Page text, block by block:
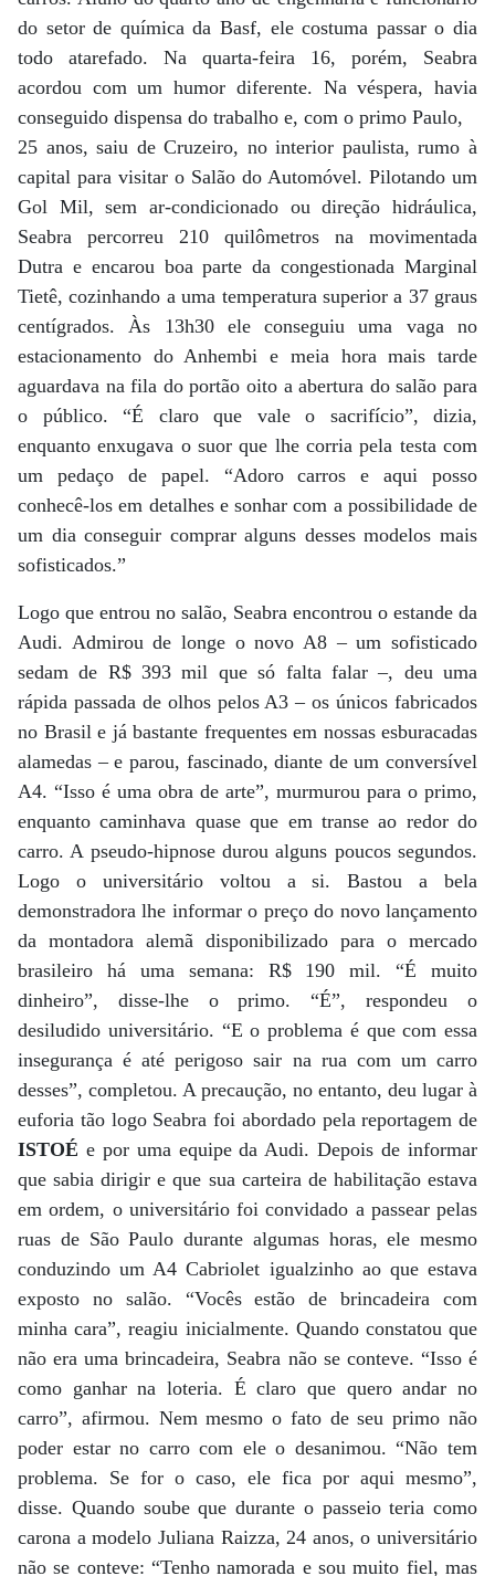
do setor de química da Basf, ele costuma passar o dia
todo atarefado. Na quarta-feira 16, porém, Seabra
acordou com um humor diferente. Na véspera, havia
conseguido dispensa do trabalho e, com o primo Paulo,
25 anos, saiu de Cruzeiro, no interior paulista, rumo à
capital para visitar o Salão do Automóvel. Pilotando um
Gol Mil, sem ar-condicionado ou direção hidráulica,
Seabra percorreu 210 quilômetros na movimentada
Dutra e encarou boa parte da congestionada Marginal
Tietê, cozinhando a uma temperatura superior a 37 graus
centígrados. Às 13h30 ele conseguiu uma vaga no
estacionamento do Anhembi e meia hora mais tarde
aguardava na fila do portão oito a abertura do salão para
o público. “É claro que vale o sacrifício”, dizia,
enquanto enxugava o suor que lhe corria pela testa com
um pedaço de papel. “Adoro carros e aqui posso
conhecê-los em detalhes e sonhar com a possibilidade de
um dia conseguir comprar alguns desses modelos mais
sofisticados.”
Logo que entrou no salão, Seabra encontrou o estande da
Audi. Admirou de longe o novo A8 – um sofisticado
sedam de R$ 393 mil que só falta falar –, deu uma
rápida passada de olhos pelos A3 – os únicos fabricados
no Brasil e já bastante frequentes em nossas esburacadas
alamedas – e parou, fascinado, diante de um conversível
A4. “Isso é uma obra de arte”, murmurou para o primo,
enquanto caminhava quase que em transe ao redor do
carro. A pseudo-hipnose durou alguns poucos segundos.
Logo o universitário voltou a si. Bastou a bela
demonstradora lhe informar o preço do novo lançamento
da montadora alemã disponibilizado para o mercado
brasileiro há uma semana: R$ 190 mil. “É muito
dinheiro”, disse-lhe o primo. “É”, respondeu o
desiludido universitário. “E o problema é que com essa
insegurança é até perigoso sair na rua com um carro
desses”, completou. A precaução, no entanto, deu lugar à
euforia tão logo Seabra foi abordado pela reportagem de
ISTOÉ e por uma equipe da Audi. Depois de informar
que sabia dirigir e que sua carteira de habilitação estava
em ordem, o universitário foi convidado a passear pelas
ruas de São Paulo durante algumas horas, ele mesmo
conduzindo um A4 Cabriolet igualzinho ao que estava
exposto no salão. “Vocês estão de brincadeira com
minha cara”, reagiu inicialmente. Quando constatou que
não era uma brincadeira, Seabra não se conteve. “Isso é
como ganhar na loteria. É claro que quero andar no
carro”, afirmou. Nem mesmo o fato de seu primo não
poder estar no carro com ele o desanimou. “Não tem
problema. Se for o caso, ele fica por aqui mesmo”,
disse. Quando soube que durante o passeio teria como
carona a modelo Juliana Raizza, 24 anos, o universitário
não se conteve: “Tenho namorada e sou muito fiel, mas